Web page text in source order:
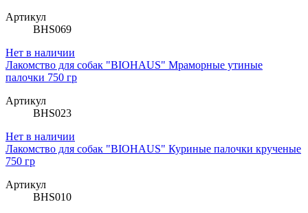
Артикул
BHS069
Нет в наличии
Лакомство для собак "BIOHAUS" Мраморные утиные
палочки 750 гр
Артикул
BHS023
Нет в наличии
Лакомство для собак "BIOHAUS" Куриные палочки крученые
750 гр
Артикул
BHS010